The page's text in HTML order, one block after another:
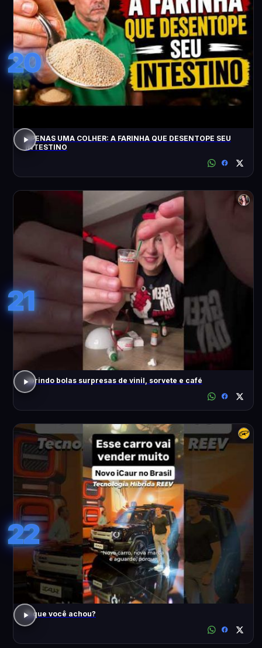
20
APENAS UMA COLHER: A FARINHA QUE DESENTOPE SEU
INTESTINO
21
abrindo bolas surpresas de vinil, sorvete e café
22
O que você achou?